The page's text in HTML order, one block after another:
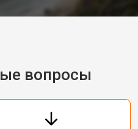
вопросы